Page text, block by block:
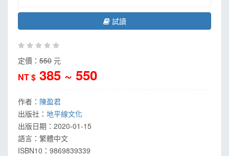
試讀
定價： 550 元
NT $ 385 ~ 550
作者： 陳盈君
出版社： 地平線文化
出版日期： 2020-01-15
語言： 繁體中文
ISBN10：9869839339